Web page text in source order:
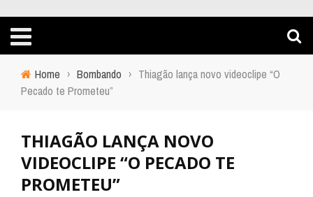
Home › Bombando › Thiagão lança novo videoclipe “O
Pecado te Prometeu”
THIAGÃO LANÇA NOVO
VIDEOCLIPE “O PECADO TE
PROMETEU”